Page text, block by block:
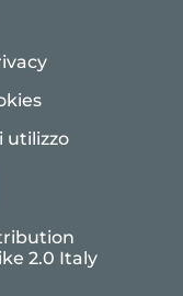
utilizzo
2.0 Italy